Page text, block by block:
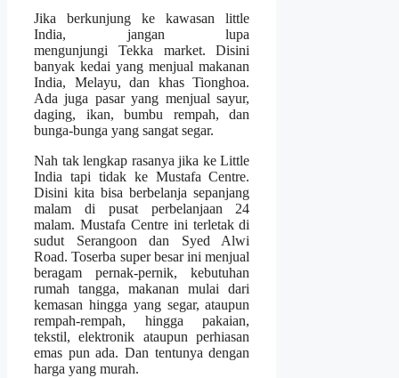
Jika berkunjung ke kawasan little
India, jangan lupa
mengunjungi Tekka market. Disini
banyak kedai yang menjual makanan
India, Melayu, dan khas Tionghoa.
Ada juga pasar yang menjual sayur,
daging, ikan, bumbu rempah, dan
bunga-bunga yang sangat segar.
Nah tak lengkap rasanya jika ke Little
India tapi tidak ke Mustafa Centre.
Disini kita bisa berbelanja sepanjang
malam di pusat perbelanjaan 24
malam. Mustafa Centre ini terletak di
sudut Serangoon dan Syed Alwi
Road. Toserba super besar ini menjual
beragam pernak-pernik, kebutuhan
rumah tangga, makanan mulai dari
kemasan hingga yang segar, ataupun
rempah-rempah, hingga pakaian,
tekstil, elektronik ataupun perhiasan
emas pun ada. Dan tentunya dengan
harga yang murah.